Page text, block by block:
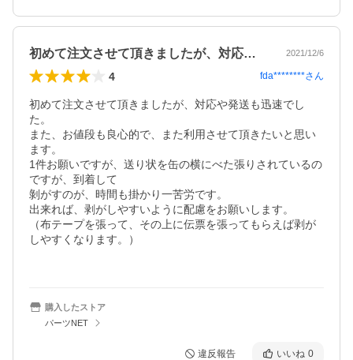
初めて注文させて頂きましたが、対応や発… 2021/12/6
4 fda********さん
初めて注文させて頂きましたが、対応や発送も迅速でし
た。
また、お値段も良心的で、また利用させて頂きたいと思い
ます。
1件お願いですが、送り状を缶の横にべた張りされているの
ですが、到着して
剝がすのが、時間も掛かり一苦労です。
出来れば、剥がしやすいように配慮をお願いします。
（布テープを張って、その上に伝票を張ってもらえば剥が
しやすくなります。）
購入したストア
パーツNET
違反報告 いいね 0